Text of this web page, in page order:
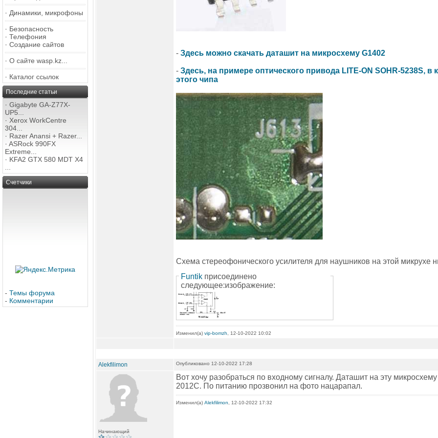
· Динамики, микрофоны
· Безопасность
· Телефония
· Создание сайтов
· О сайте wasp.kz...
· Каталог ссылок
Последние статьи
· Gigabyte GA-Z77X-
UP5...
· Xerox WorkCentre
304...
· Razer Anansi + Razer...
· ASRock 990FX
Extreme...
· KFA2 GTX 580 MDT X4
Счетчики
- Темы форума
- Комментарии
- Здесь можно скачать даташит на микросхему G1402
- Здесь, на примере оптического привода LITE-ON SOHR-5238S,
этого чипа
Схема стереофонического усилителя для наушников на этой микрухе
Funtik присоединено
следующее:изображение:
Изменил(а) vip-bomzh , 12-10-2022 10:02
Alekfilimon Опубликовано 12-10-2022 17:28
Начинающий
Вот хочу разобраться по входному сигналу. Даташит на эту
2012С. По питанию прозвонил на фото нацарапал.
Изменил(а) Alekfilimon , 12-10-2022 17:32